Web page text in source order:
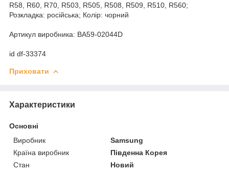
R58, R60, R70, R503, R505, R508, R509, R510, R560;
Розкладка: російська; Колір: чорний
Артикул виробника: BA59-02044D
id df-33374
Приховати
Характеристики
Основні
Виробник
Samsung
Країна виробник
Південна Корея
Стан
Новий